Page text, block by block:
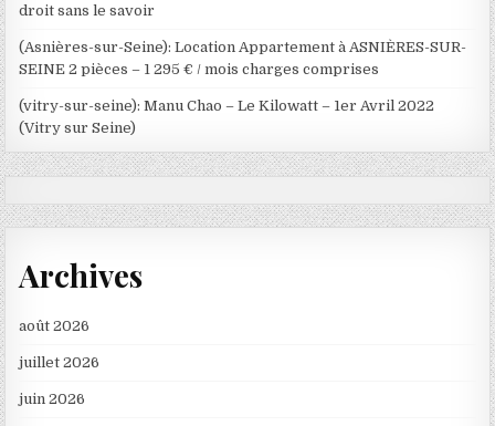
droit sans le savoir
(Asnières-sur-Seine): Location Appartement à ASNIÈRES-SUR-
SEINE 2 pièces – 1 295 € / mois charges comprises
(vitry-sur-seine): Manu Chao – Le Kilowatt – 1er Avril 2022
(Vitry sur Seine)
Archives
août 2026
juillet 2026
juin 2026